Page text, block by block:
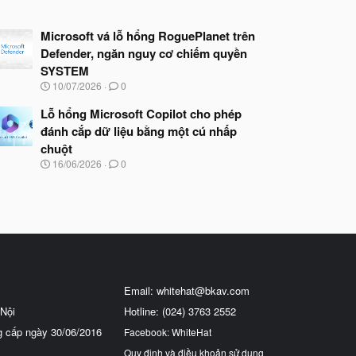
Microsoft vá lỗ hổng RoguePlanet trên
Defender, ngăn nguy cơ chiếm quyền
SYSTEM
N
à
y
b
ắ
t
10/07/2026 0
Lỗ hổng Microsoft Copilot cho phép
đánh cắp dữ liệu bằng một cú nhấp
chuột
N
16/06/2026 0
cấp ngày 30/06/2016
Email: whitehat@bkav.com
Hotline: (024) 3763 2552
Facebook: WhiteHat
Quy định và điều khoản sử dụng